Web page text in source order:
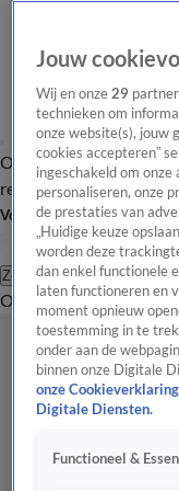
Overzicht Laatste nieuws
redactie
Volg Hart van Nederland
Zoeken
OverzichtRegio
Jouw
Wij en onze29
technieken om
onze website(s), jouw
cookies accepteren”
ingeschakeld om
personaliseren, onze
de prestaties van
„Huidige keuze
worden deze
dan enkel functionele
laten functioneren en
moment opnieuw
toestemming in te
onder aan de
binnen onze Digitale
onze
Digitale Diensten.
Functioneel &